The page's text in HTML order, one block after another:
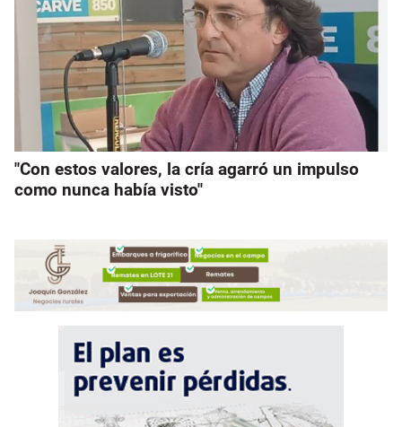
"Con estos valores, la cría agarró un impulso
como nunca había visto"